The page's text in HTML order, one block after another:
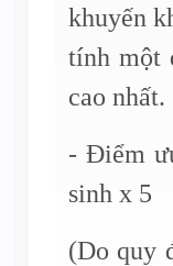
khuyến
tính một
cao nhất.
- Điểm
sinh x 5
(Do quy